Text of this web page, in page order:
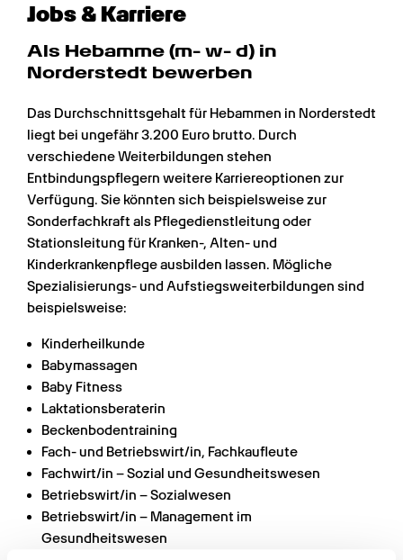
Jobs & Karriere
Als Hebamme (m- w- d) in
Norderstedt bewerben
Das Durchschnittsgehalt für Hebammen in Norderstedt
liegt bei ungefähr 3.200 Euro brutto. Durch
verschiedene Weiterbildungen stehen
Entbindungspflegern weitere Karriereoptionen zur
Verfügung. Sie könnten sich beispielsweise zur
Sonderfachkraft als Pflegedienstleitung oder
Stationsleitung für Kranken-, Alten- und
Kinderkrankenpflege ausbilden lassen. Mögliche
Spezialisierungs- und Aufstiegsweiterbildungen sind
beispielsweise:
Kinderheilkunde
Babymassagen
Baby Fitness
Laktationsberaterin
Beckenbodentraining
Fach- und Betriebswirt/in, Fachkaufleute
Fachwirt/in – Sozial und Gesundheitswesen
Betriebswirt/in – Sozialwesen
Betriebswirt/in – Management im
Gesundheitswesen